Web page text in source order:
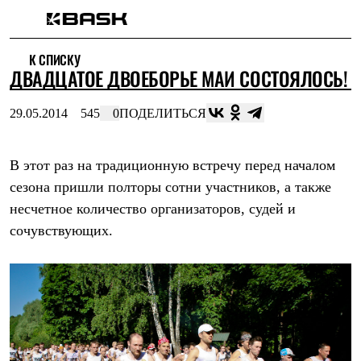
Интернет-магазин
Мужская одежда
Утепленная пухом
Куртки
Брюки
Утепленная синтетикой
Куртки
Штормовая одежда
Куртки
Флисовая одежда
Куртки
Брюки
Жилеты
К СПИСКУ
ДВАДЦАТОЕ ДВОЕБОРЬЕ МАИ СОСТОЯЛОСЬ!
29.05.2014 545 0ПОДЕЛИТЬСЯ
В этот раз на традиционную встречу перед началом
сезона пришли полторы сотни участников, а также
несчетное количество организаторов, судей и
сочувствующих.